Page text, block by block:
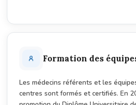
Formation des
Les médecins référents et les
centres sont formés et certifiés. En